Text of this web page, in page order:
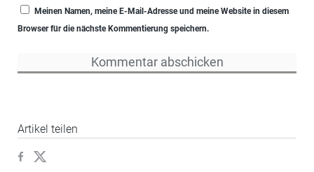
Meinen Namen, meine E-Mail-Adresse und meine Website in diesem
Browser für die nächste Kommentierung speichern.
Artikel teilen